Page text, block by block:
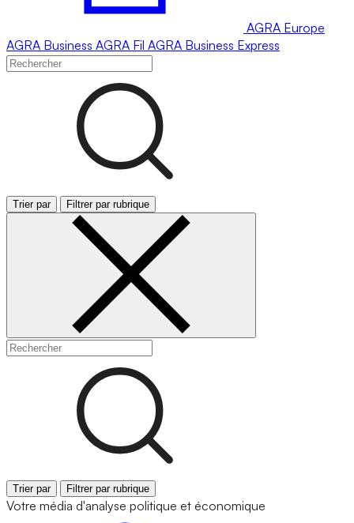
AGRA Europe
AGRA Business AGRA Fil AGRA Business Express
Trier par Filtrer par rubrique
Trier par Filtrer par rubrique
Votre média d'analyse politique et économique